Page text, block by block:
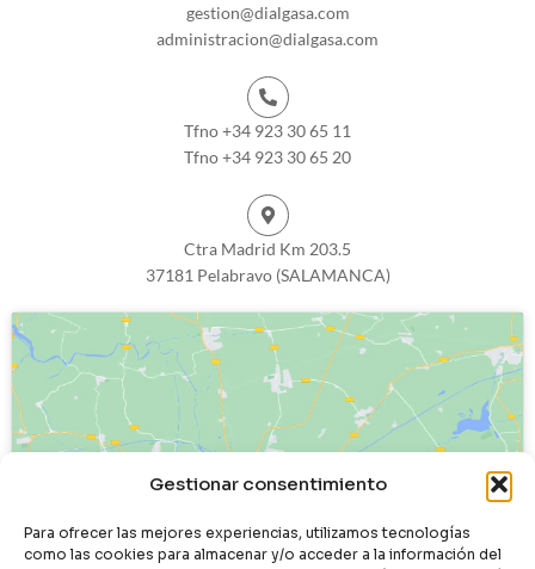
Gestionar consentimiento
Para ofrecer las mejores experiencias, utilizamos tecnologías
como las cookies para almacenar y/o acceder a la información del
gestion@dialgasa.com
administracion@dialgasa.com
Tfno +34 923 30 65 11
Tfno +34 923 30 65 20
Ctra Madrid Km 203.5
37181 Pelabravo (SALAMANCA)
Haz clic para aceptar cookies de